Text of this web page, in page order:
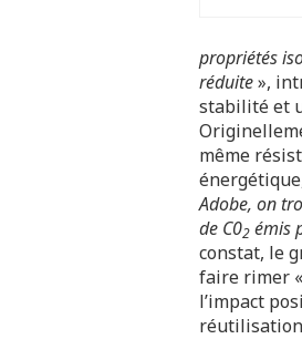
propriétés
réduite»,
stabilité et
même
Adobe, on
de C02 émis
constat, le
faire rimer
l’impact
réutilisation